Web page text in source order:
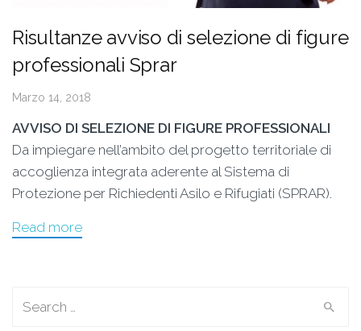
Risultanze avviso di selezione di figure
professionali Sprar
Marzo 14, 2018
AVVISO DI SELEZIONE DI FIGURE PROFESSIONALI
Da impiegare nell’ambito del progetto territoriale di
accoglienza integrata aderente al Sistema di
Protezione per Richiedenti Asilo e Rifugiati (SPRAR).
Read more